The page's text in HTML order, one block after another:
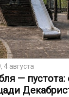
4 августа
—